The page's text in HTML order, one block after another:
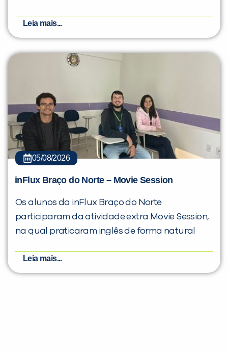
Leia mais...
05/08/2026
inFlux Braço do Norte – Movie Session
Os alunos da inFlux Braço do Norte
participaram da atividade extra Movie Session,
na qual praticaram inglês de forma natural
Leia mais...